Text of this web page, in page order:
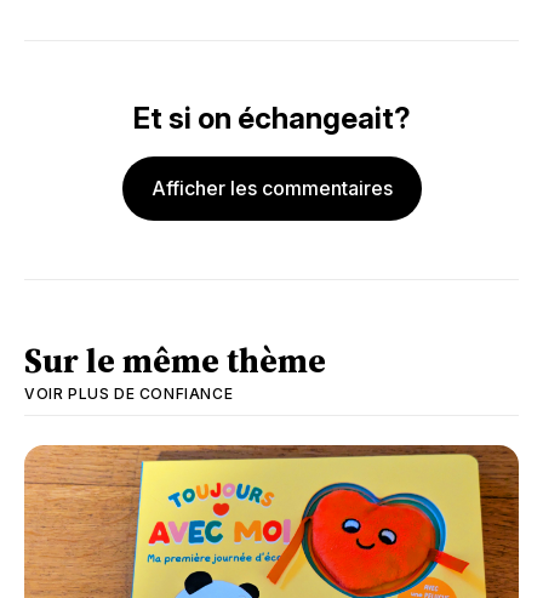
Et si on échangeait?
Afficher les commentaires
Sur le même thème
VOIR PLUS DE CONFIANCE